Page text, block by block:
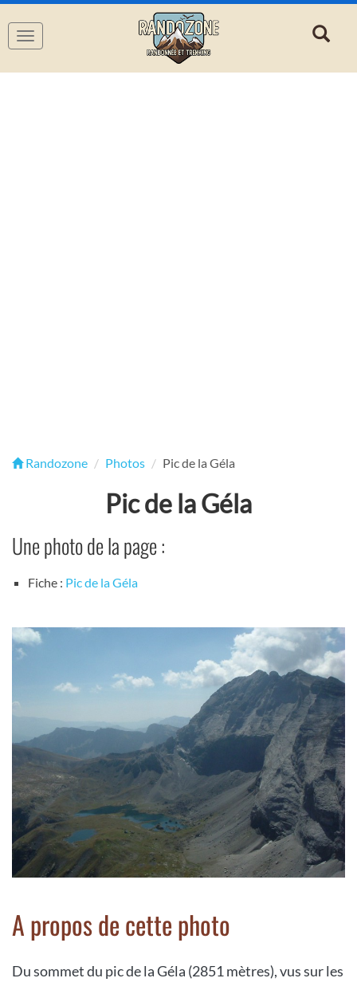
Navigation
Randozone Photos Pic de la Géla
Pic de la Géla
Une photo de la page :
Fiche : Pic de la Géla
A propos de cette photo
Du sommet du pic de la Géla (2851 mètres), vus sur les